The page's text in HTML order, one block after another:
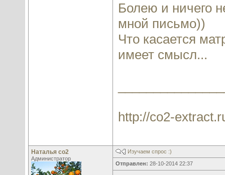
Болею и ничего
мной письмо))
Что касается
имеет смысл...
http://co2-
Наталья со2
Администратор
Изучаем спрос :)
Отправлен: 28-10-2014 22:37